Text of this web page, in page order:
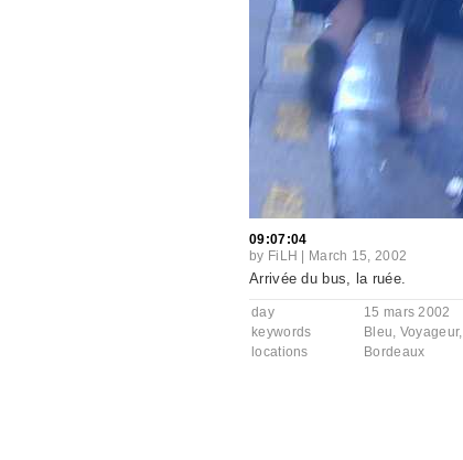
09:07:04
by FiLH March 15, 2002
Arrivée du bus, la ruée.
day
15 mars 2002
keywords
Bleu, Voyageur,
locations
Bordeaux